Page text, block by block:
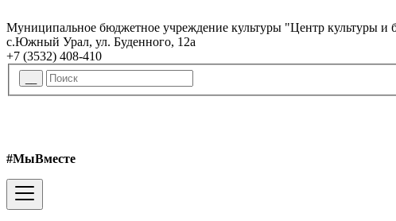
Муниципальное бюджетное учреждение культуры "Центр культуры
с.Южный Урал, ул. Буденного, 12а
+7 (3532) 408-410
#МыВместе